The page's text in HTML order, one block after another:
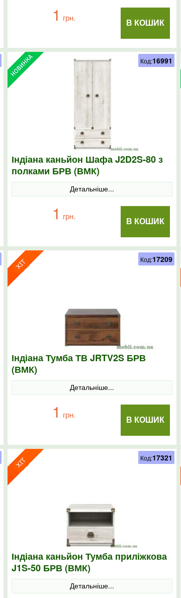
В КОШИК
1 грн.
Індіана каньйон Шафа J2D2S-80 з
полками БРВ (ВМК)
Детальніше...
В КОШИК
1 грн.
Код:16991
Індіана Тумба ТВ JRTV2S БРВ
(ВМК)
Детальніше...
В КОШИК
1 грн.
Код:17209
Індіана каньйон Тумба приліжкова
J1S-50 БРВ (ВМК)
Детальніше...
Код:17321